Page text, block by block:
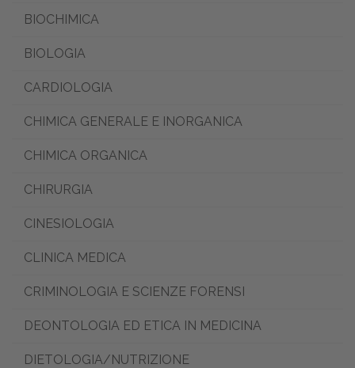
BIOCHIMICA
BIOLOGIA
CARDIOLOGIA
CHIMICA GENERALE E INORGANICA
CHIMICA ORGANICA
CHIRURGIA
CINESIOLOGIA
CLINICA MEDICA
CRIMINOLOGIA E SCIENZE FORENSI
DEONTOLOGIA ED ETICA IN MEDICINA
DIETOLOGIA/NUTRIZIONE